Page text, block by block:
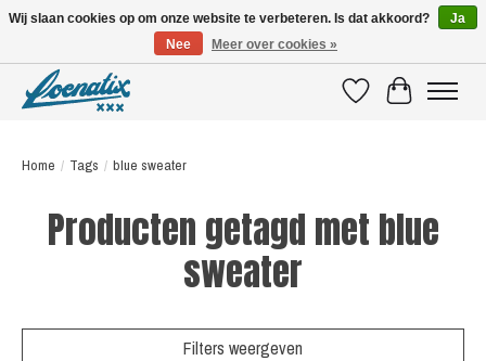
VerlanglijstWinkelwagen
Home / Tags / blue sweater
Producten getagd met blue
sweater
Filters weergeven
Wij slaan cookies op om onze website te verbeteren. Is dat akkoord?
Ja
Nee
Meer over cookies »